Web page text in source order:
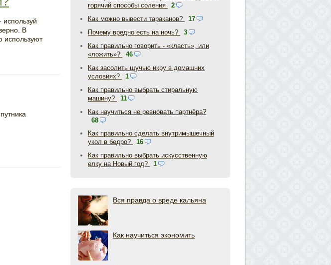
В
используют
горячий способы соления
2
Как можно вывести тараканов?
17
Почему вредно есть на ночь?
3
Как правильно говорить - «класть», или
«ложить»?
46
Как засолить щучью икру в домашних
условиях?
1
Как правильно выбрать стиральную
машину?
11
Как научиться не ревновать партнёра?
68
Как правильно сделать внутримышечный
укол в бедро?
16
Как правильно выбрать искусственную
елку на Новый год?
1
Вся правда о вреде кальяна
Как научиться экономить